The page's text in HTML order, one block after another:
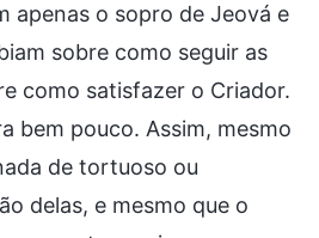
apenas o sopro de Jeová e
sobre como seguir as
como satisfazer o Criador.
bem pouco. Assim, mesmo
de tortuoso ou
delas, e mesmo que o